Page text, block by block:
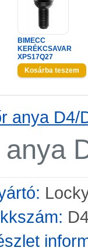
BIMECC
KERÉKCSAVAR
XPS17Q27
anya D4/